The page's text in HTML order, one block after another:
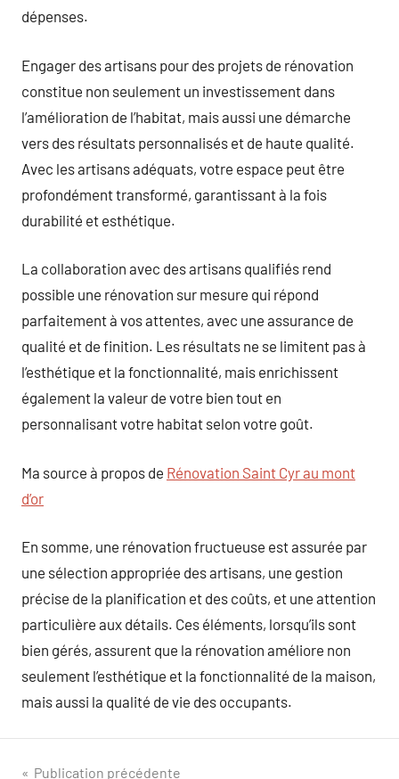
dépenses.
Engager des artisans pour des projets de rénovation
constitue non seulement un investissement dans
l’amélioration de l’habitat, mais aussi une démarche
vers des résultats personnalisés et de haute qualité.
Avec les artisans adéquats, votre espace peut être
profondément transformé, garantissant à la fois
durabilité et esthétique.
La collaboration avec des artisans qualifiés rend
possible une rénovation sur mesure qui répond
parfaitement à vos attentes, avec une assurance de
qualité et de finition. Les résultats ne se limitent pas à
l’esthétique et la fonctionnalité, mais enrichissent
également la valeur de votre bien tout en
personnalisant votre habitat selon votre goût.
Ma source à propos de Rénovation Saint Cyr au mont
d’or
En somme, une rénovation fructueuse est assurée par
une sélection appropriée des artisans, une gestion
précise de la planification et des coûts, et une attention
particulière aux détails. Ces éléments, lorsqu’ils sont
bien gérés, assurent que la rénovation améliore non
seulement l’esthétique et la fonctionnalité de la maison,
mais aussi la qualité de vie des occupants.
Publication précédente